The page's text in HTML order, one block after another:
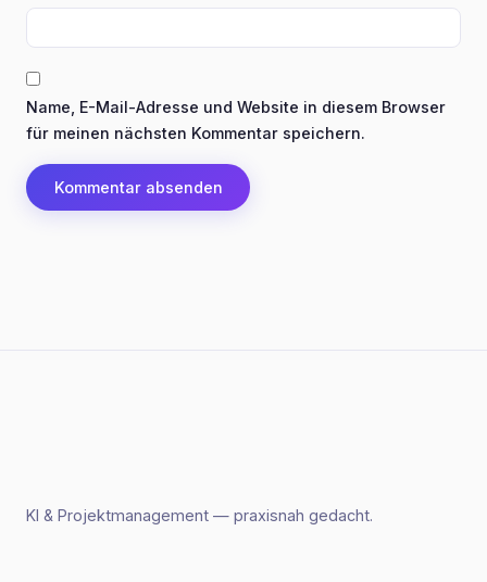
Name, E-Mail-Adresse und Website in diesem Browser
für meinen nächsten Kommentar speichern.
KI & Projektmanagement — praxisnah gedacht.